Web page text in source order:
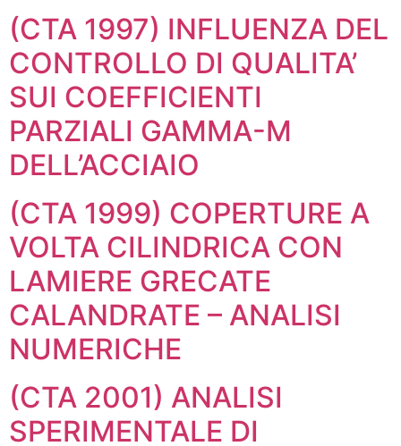
(CTA 1997) INFLUENZA DEL
CONTROLLO DI QUALITA’
SUI COEFFICIENTI
PARZIALI GAMMA-M
DELL’ACCIAIO
(CTA 1999) COPERTURE A
VOLTA CILINDRICA CON
LAMIERE GRECATE
CALANDRATE – ANALISI
NUMERICHE
(CTA 2001) ANALISI
SPERIMENTALE DI